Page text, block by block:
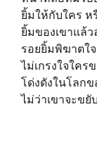
ยิ้มให้กับใคร ห
ยิ้มของเขาแล้
รอยยิ้มพิฆาตใ
ไม่เกรงใจใคร
โด่งดังในโลกข
ไม่ว่าเขาจะขยั